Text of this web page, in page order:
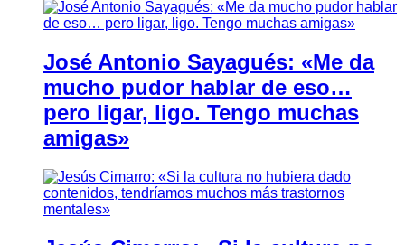
José Antonio Sayagués: «Me da
mucho pudor hablar de eso…
pero ligar, ligo. Tengo muchas
amigas»